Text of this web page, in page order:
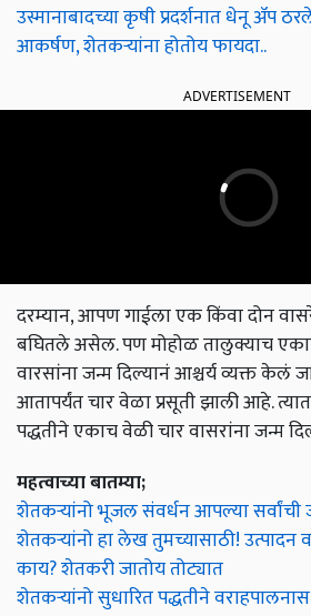
उस्मानाबादच्या कृषी प्रदर्शनात धेनू ॲप
आकर्षण, शेतकऱ्यांना होतोय फायदा..
ADVERTISEMENT
दरम्यान, आपण गाईला एक किंवा दोन
बघितले असेल. पण मोहोळ तालुक्याच
वारसांना जन्म दिल्यानं आश्चर्य व्यक्त केलं
आतापर्यंत चार वेळा प्रसूती झाली आहे.
पद्धतीने एकाच वेळी चार वासरांना जन्म
महत्वाच्या बातम्या;
शेतकऱ्यांनो भूजल संवर्धन आपल्या सर्वांची
शेतकऱ्यांनो हा लेख तुमच्यासाठी! उत्पादन
काय? शेतकरी जातोय तोट्यात
शेतकऱ्यांनो सुधारित पद्धतीने